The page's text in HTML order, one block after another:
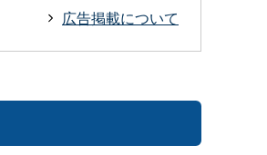
広告掲載について